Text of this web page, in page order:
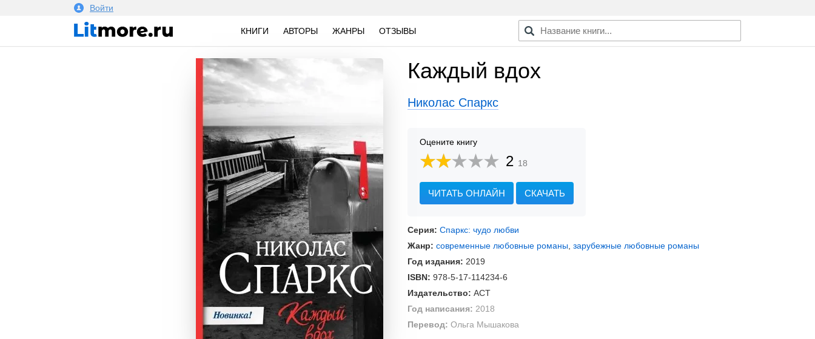
Войти
КНИГИ АВТОРЫ ЖАНРЫ ОТЗЫВЫ
Каждый вдох
Николас Спаркс
Оцените книгу
2 18
ЧИТАТЬ ОНЛАЙН СКАЧАТЬ
Серия: Спаркс: чудо любви
Жанр: современные любовные романы зарубежные любовные романы
Год издания: 2019
ISBN: 978-5-17-114234-6
Издательство: АСТ
Год написания: 2018
Перевод: Ольга Мышакова